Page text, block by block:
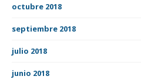
octubre 2018
septiembre 2018
julio 2018
junio 2018